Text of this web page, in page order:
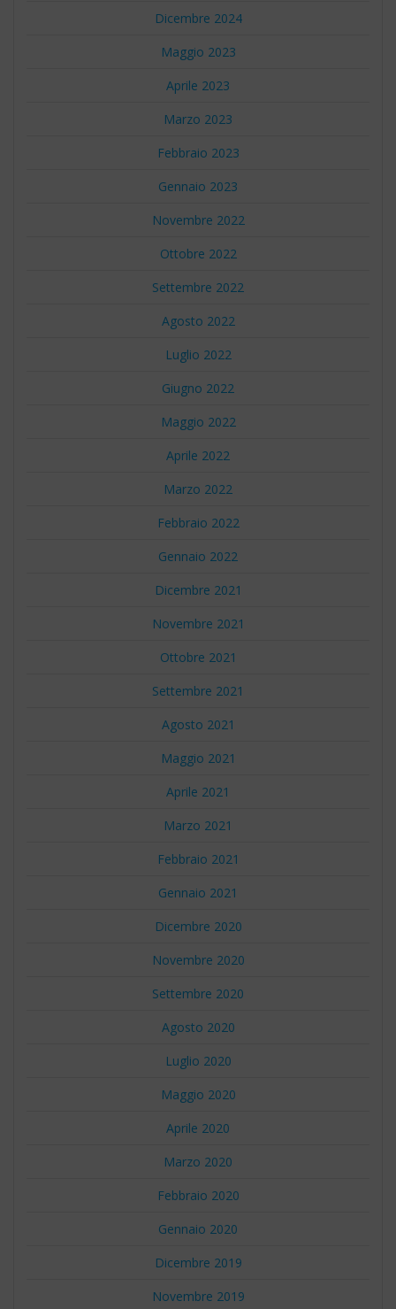
Dicembre 2024
Maggio 2023
Aprile 2023
Marzo 2023
Febbraio 2023
Gennaio 2023
Novembre 2022
Ottobre 2022
Settembre 2022
Agosto 2022
Luglio 2022
Giugno 2022
Maggio 2022
Aprile 2022
Marzo 2022
Febbraio 2022
Gennaio 2022
Dicembre 2021
Novembre 2021
Ottobre 2021
Settembre 2021
Agosto 2021
Maggio 2021
Aprile 2021
Marzo 2021
Febbraio 2021
Gennaio 2021
Dicembre 2020
Novembre 2020
Settembre 2020
Agosto 2020
Luglio 2020
Maggio 2020
Aprile 2020
Marzo 2020
Febbraio 2020
Gennaio 2020
Dicembre 2019
Novembre 2019